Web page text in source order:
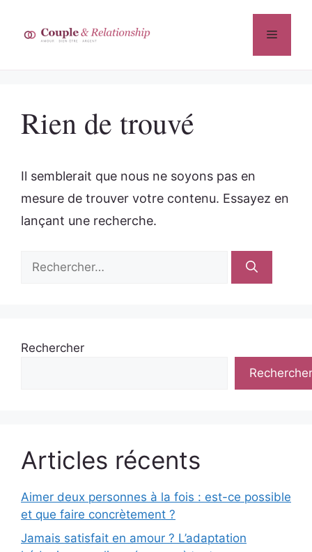
contenu
Menu
Rien de trouvé
Il semblerait que nous ne soyons pas en
mesure de trouver votre contenu. Essayez en
lançant une recherche.
Rechercher :
Rechercher
Rechercher
Articles récents
Aimer deux personnes à la fois : est-ce possible
et que faire concrètement ?
Jamais satisfait en amour ? L’adaptation